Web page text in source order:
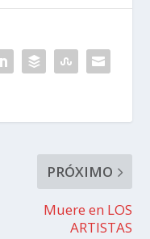
PRÓXIMO
Muere en LOS
ARTISTAS